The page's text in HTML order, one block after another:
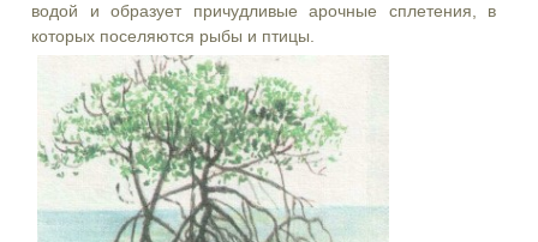
водой и образует причудливые арочные сплетения, в
которых поселяются рыбы и птицы.